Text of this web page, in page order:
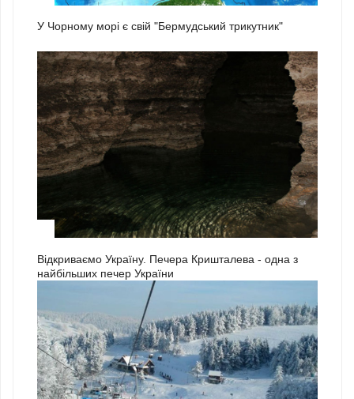
У Чорному морі є свій "Бермудський трикутник"
Відкриваємо Україну. Печера Кришталева - одна з
найбільших печер України